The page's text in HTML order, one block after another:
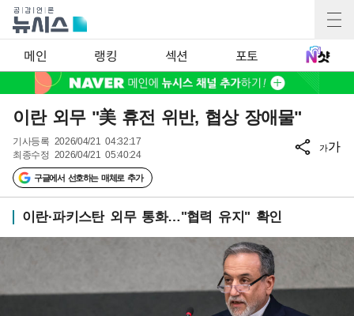
메인 랭킹 섹션 포토
이란 외무 "美 휴전 위반, 협상 장애물"
기사등록 2026/04/21 04:32:17
최종수정 2026/04/21 05:40:24
구글에서 선호하는 매체로 추가
가가
이란·파키스탄 외무 통화…"협력 유지" 확인